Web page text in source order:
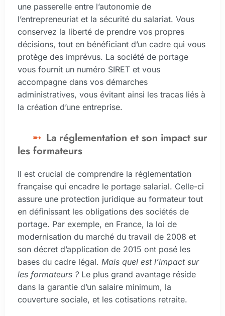
une passerelle entre l’autonomie de
l’entrepreneuriat et la sécurité du salariat. Vous
conservez la liberté de prendre vos propres
décisions, tout en bénéficiant d’un cadre qui vous
protège des imprévus. La société de portage
vous fournit un numéro SIRET et vous
accompagne dans vos démarches
administratives, vous évitant ainsi les tracas liés à
la création d’une entreprise.
La réglementation et son impact sur
les formateurs
Il est crucial de comprendre la réglementation
française qui encadre le portage salarial. Celle-ci
assure une protection juridique au formateur tout
en définissant les obligations des sociétés de
portage. Par exemple, en France, la loi de
modernisation du marché du travail de 2008 et
son décret d’application de 2015 ont posé les
bases du cadre légal. Mais quel est l’impact sur
les formateurs ? Le plus grand avantage réside
dans la garantie d’un salaire minimum, la
couverture sociale, et les cotisations retraite.